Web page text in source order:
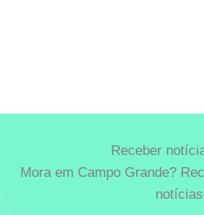
Receber
Mora em Campo Grande?